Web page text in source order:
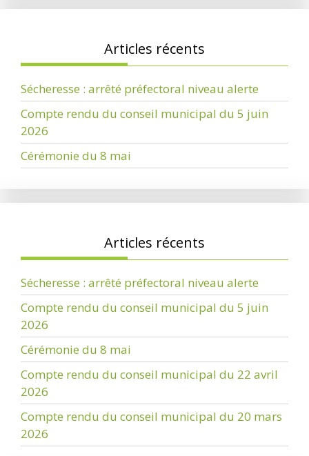
Articles récents
Sécheresse : arrêté préfectoral niveau alerte
Compte rendu du conseil municipal du 5 juin
2026
Cérémonie du 8 mai
Articles récents
Sécheresse : arrêté préfectoral niveau alerte
Compte rendu du conseil municipal du 5 juin
2026
Cérémonie du 8 mai
Compte rendu du conseil municipal du 22 avril
2026
Compte rendu du conseil municipal du 20 mars
2026